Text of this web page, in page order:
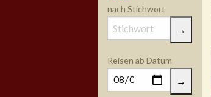
nach Stichwort
Reisen ab Datum